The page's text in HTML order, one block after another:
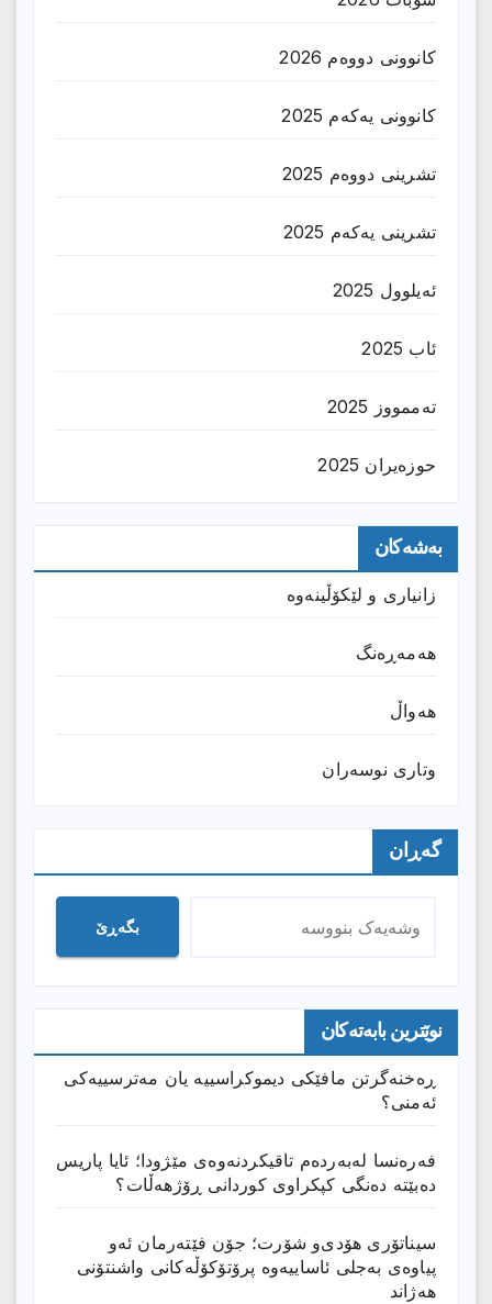
کانوونی دووەم 2026
کانوونی یەکەم 2025
تشرینی دووەم 2025
تشرینی یەکەم 2025
ئەیلوول 2025
ئاب 2025
تەممووز 2025
حوزه‌یران 2025
بەشەکان
زانیارى و لێکۆڵینەوە
هەمەڕەنگ
هەواڵ
وتارى نوسەران
گەڕان
بگەڕێ
نوێترین بابەتەکان
ڕەخنەگرتن مافێکی دیموکراسییە یان مەترسییەکی
ئەمنی؟
فەرەنسا لەبەردەم تاقیکردنەوەی مێژودا؛ ئایا پاریس
دەبێتە دەنگی کپکراوی کوردانی ڕۆژھەڵات؟
سیناتۆری هۆدی‌و شۆرت؛ جۆن فێتەرمان ئەو
پیاوەی بەجلی ئاساییەوە پرۆتۆکۆڵەکانی واشنتۆنی
هەژاند